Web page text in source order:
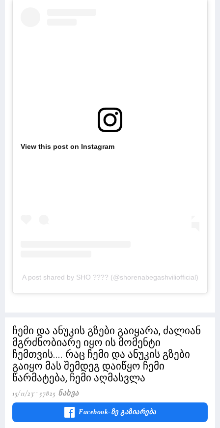
View this post on Instagram
A post shared by SHO ???? (@shorenabegashviliofficial)
ჩემი და ანუკის გზები გაიყარა, ძალიან
მგრძნობიარე იყო ის მომენტი
ჩემთვის.... რაც ჩემი და ანუკის გზები
გაიყო მას შემდეგ დაიწყო ჩემი
წარმატება, ჩემი აღმასვლა
15/11/23 57825 Ნახვა
Facebook-Ზე Გაზიარება